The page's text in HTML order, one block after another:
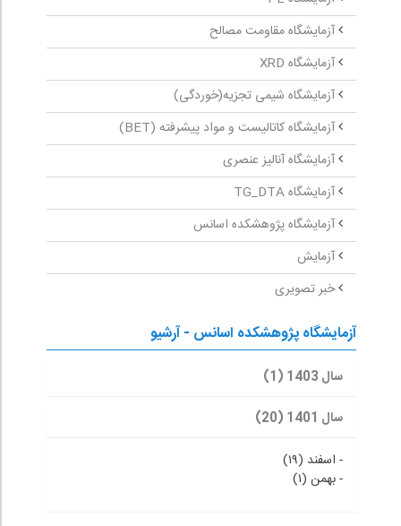
آزمایشگاه مقاومت مصالح
آزمایشگاه XRD
آزمایشگاه شیمی تجزیه(خوردگی)
آزمایشگاه کاتالیست و مواد پیشرفته (BET)
آزمایشگاه آنالیز عنصری
آزمایشگاه TG_DTA
آزمایشگاه پژوهشکده اسانس
آزمایش
خبر تصویری
آزمایشگاه پژوهشکده اسانس - آرشیو
سال 1403 (1)
سال 1401 (20)
- اسفند (۱۹)
-بهمن (۱)